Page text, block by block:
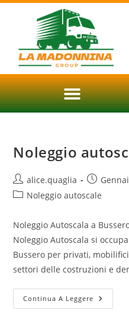
Noleggio
alice.quaglia
Noleggio autoscale
Noleggio Autoscala a
Noleggio Autoscala si
Bussero per privati,
settori delle costruzioni e
Continua A Leggere